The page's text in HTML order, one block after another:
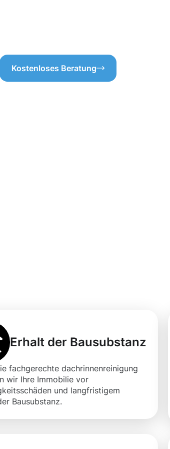
Kostenloses Beratung
Erhalt der Bausubstanz
fachgerechte dachrinnenreinigung
wir Ihre Immobilie vor
und langfristigem
Bausubstanz.